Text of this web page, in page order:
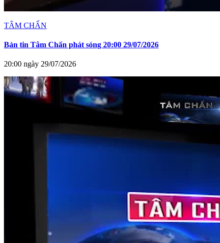
TÂM CHẤN
Bản tin Tâm Chấn phát sóng 20:00 29/07/2026
20:00 ngày 29/07/2026